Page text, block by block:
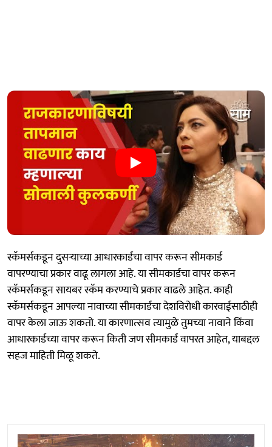
स्कॅमर्सकडून दुसऱ्याच्या आधारकार्डचा वापर करून सीमकार्ड
वापरण्याचा प्रकार वाढू लागला आहे. या सीमकार्डचा वापर करून
स्कॅमर्सकडून सायबर स्कॅम करण्याचे प्रकार वाढले आहेत. काही
स्कॅमर्सकडून आपल्या नावाच्या सीमकार्डचा देशविरोधी कारवाईसाठीही
वापर केला जाऊ शकतो. या कारणात्सव त्यामुळे तुमच्या नावाने किंवा
आधारकार्डच्या वापर करून किती जण सीमकार्ड वापरत आहेत, याबद्दल
सहज माहिती मिळू शकते.